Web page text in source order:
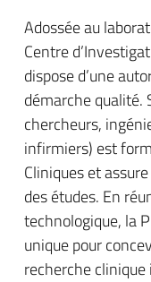
Adossée au
Centre
dispose d’une
démarche qualité.
chercheurs,
infirmiers) est
Cliniques et
des études. En
technologique, la
unique pour
recherche